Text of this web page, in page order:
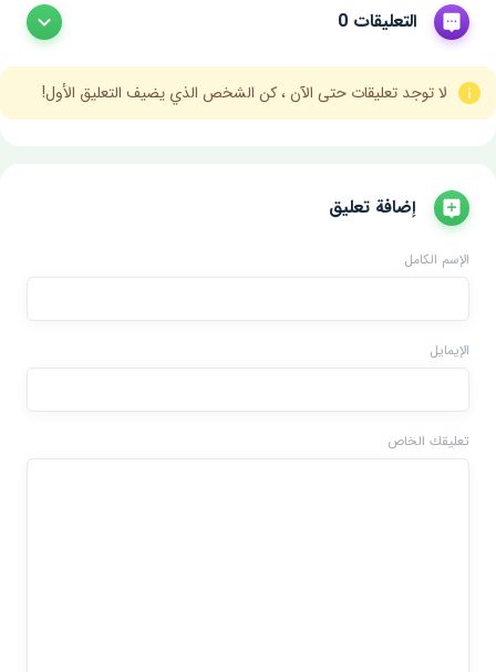
التعليقات 0
لا توجد تعليقات حتى الآن ، كن الشخص الذي يضيف التعليق الأول!
إضافة تعليق
الإسم الكامل
الإيمايل
تعليقك الخاص